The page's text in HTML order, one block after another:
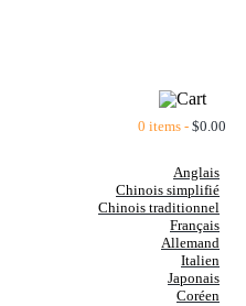
0 items -$0.00
Anglais
Chinois simplifié
Chinois traditionnel
Français
Allemand
Italien
Japonais
Coréen
JOHNATHAN